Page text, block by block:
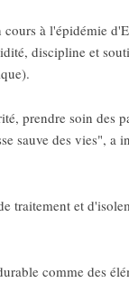
à l'épidémie
discipline et
prendre soin des
sauve des vies",
traitement et
comme des